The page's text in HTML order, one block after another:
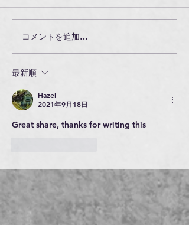
コメントを追加…
最新順
Hazel
2021年9月18日
Great share, thanks for writing this